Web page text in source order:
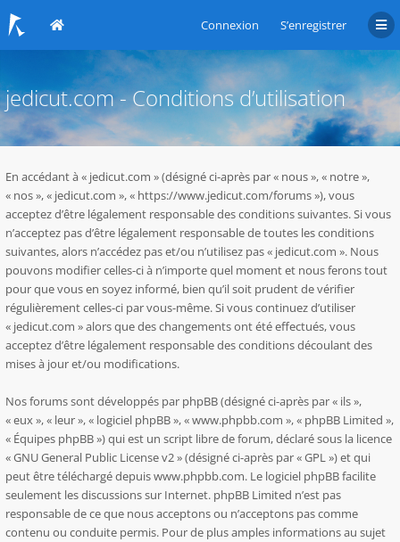
Connexion S’enregistrer
jedicut.com - Conditions d’utilisation
En accédant à « jedicut.com » (désigné ci-après par « nous », « notre »,
« nos », « jedicut.com », « https://www.jedicut.com/forums »), vous
acceptez d’être légalement responsable des conditions suivantes. Si vous
n’acceptez pas d’être légalement responsable de toutes les conditions
suivantes, alors n’accédez pas et/ou n’utilisez pas « jedicut.com ». Nous
pouvons modifier celles-ci à n’importe quel moment et nous ferons tout
pour que vous en soyez informé, bien qu’il soit prudent de vérifier
régulièrement celles-ci par vous-même. Si vous continuez d’utiliser
« jedicut.com » alors que des changements ont été effectués, vous
acceptez d’être légalement responsable des conditions découlant des
mises à jour et/ou modifications.
Nos forums sont développés par phpBB (désigné ci-après par « ils »,
« eux », « leur », « logiciel phpBB », « www.phpbb.com », « phpBB Limited »,
« Équipes phpBB ») qui est un script libre de forum, déclaré sous la licence
«GNU General Public License v2» (désigné ci-après par « GPL ») et qui
peut être téléchargé depuiswww.phpbb.com. Le logiciel phpBB facilite
seulement les discussions sur Internet. phpBB Limited n’est pas
responsable de ce que nous acceptons ou n’acceptons pas comme
contenu ou conduite permis. Pour de plus amples informations au sujet